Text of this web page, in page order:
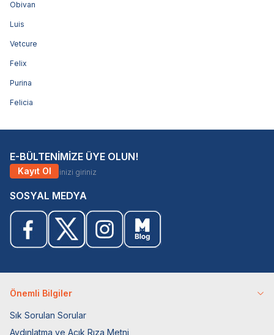
Obivan
Luis
Vetcure
Felix
Purina
Felicia
E-BÜLTENİMİZE ÜYE OLUN!
Kayıt Ol
SOSYAL MEDYA
Önemli Bilgiler
Sık Sorulan Sorular
Aydınlatma ve Açık Rıza Metni